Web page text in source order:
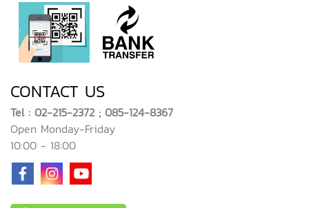
CONTACT US
Tel : 02-215-2372 ; 085-124-8367
Open Monday-Friday
10:00 - 18:00